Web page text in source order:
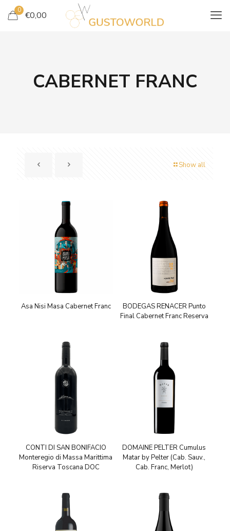
0 €0,00
CABERNET FRANC
Show all
Asa Nisi Masa Cabernet Franc
BODEGAS RENACER Punto
Final Cabernet Franc Reserva
CONTI DI SAN BONIFACIO
Monteregio di Massa Marittima
Riserva Toscana DOC
DOMAINE PELTER Cumulus
Matar by Pelter (Cab. Sauv.,
Cab. Franc, Merlot)